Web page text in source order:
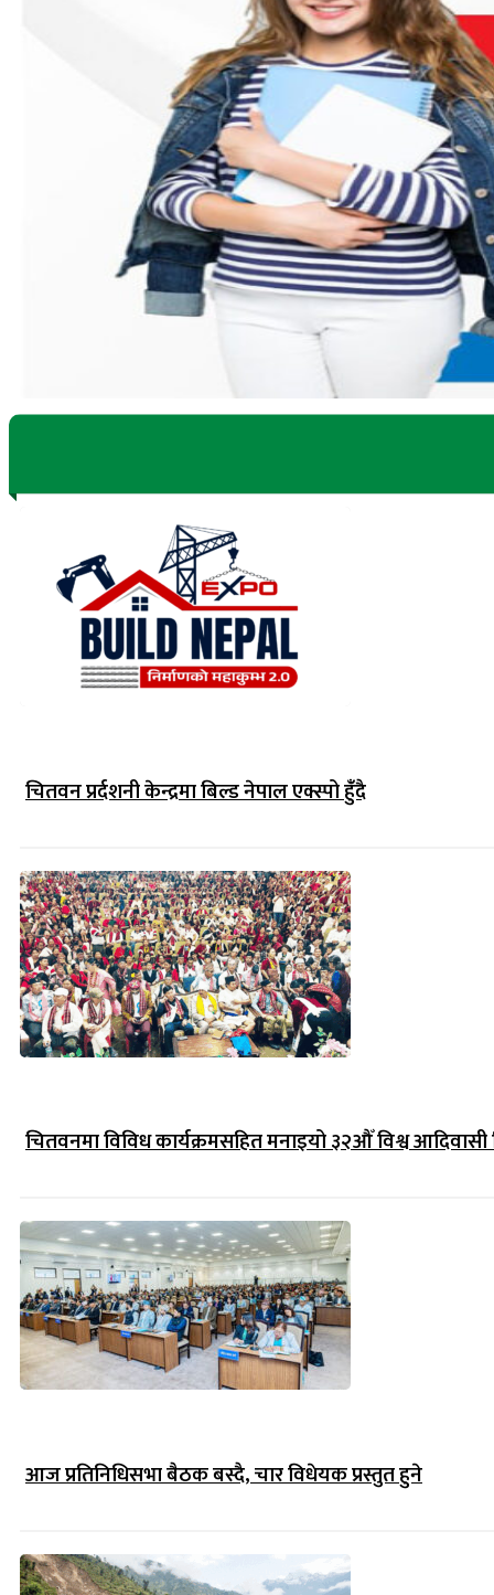
चितवन प्रर्दशनी केन्द्रमा बिल्ड नेपाल एक्स्पो हुंँदै
चितवनमा विविध कार्यक्रमसहित मनाइयो ३२औँ विश्व
आज प्रतिनिधिसभा बैठक बस्दै, चार विधेयक प्रस्तुत हुने